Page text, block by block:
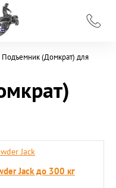
Подъемник (Домкрат) для
Jack до 300 кг